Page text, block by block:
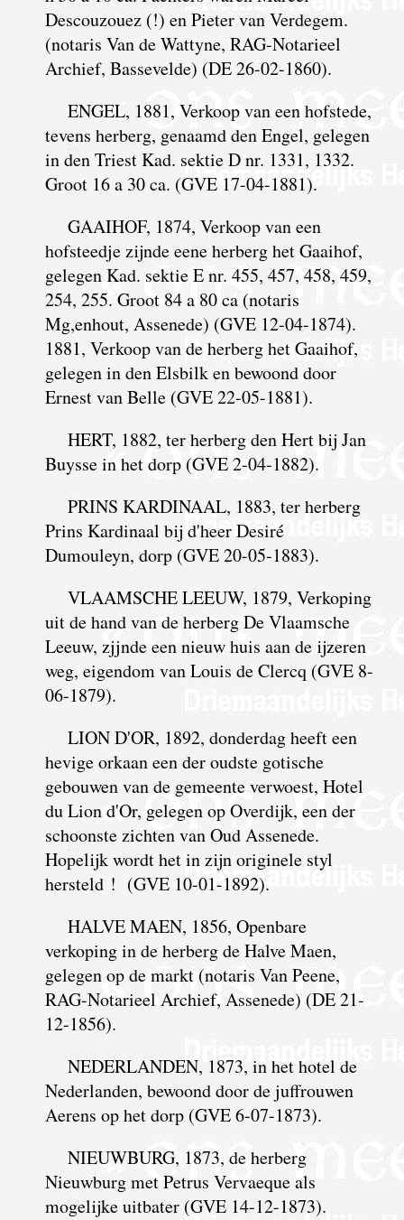
Descouzouez (!) en Pieter van Verdegem.
(notaris Van de Wattyne, RAG-Notarieel
Archief, Bassevelde) (DE 26-02-1860).
ENGEL, 1881, Verkoop van een hofstede,
tevens herberg, genaamd den Engel, gelegen
in den Triest Kad. sektie D nr. 1331, 1332.
Groot 16 a 30 ca. (GVE 17-04-1881).
GAAIHOF, 1874, Verkoop van een
hofsteedje zijnde eene herberg het Gaaihof,
gelegen Kad. sektie E nr. 455, 457, 458, 459,
254, 255. Groot 84 a 80 ca (notaris
Mg,enhout, Assenede) (GVE 12-04-1874).
1881, Verkoop van de herberg het Gaaihof,
gelegen in den Elsbilk en bewoond door
Ernest van Belle (GVE 22-05-1881).
HERT, 1882, ter herberg den Hert bij Jan
Buysse in het dorp (GVE 2-04-1882).
PRINS KARDINAAL, 1883, ter herberg
Prins Kardinaal bij d'heer Desiré
Dumouleyn, dorp (GVE 20-05-1883).
VLAAMSCHE LEEUW, 1879, Verkoping
uit de hand van de herberg De Vlaamsche
Leeuw, zjjnde een nieuw huis aan de ijzeren
weg, eigendom van Louis de Clercq (GVE 8-
06-1879).
LION D'OR, 1892, donderdag heeft een
hevige orkaan een der oudste gotische
gebouwen van de gemeente verwoest, Hotel
du Lion d'Or, gelegen op Overdijk, een der
schoonste zichten van Oud Assenede.
Hopelijk wordt het in zijn originele styl
hersteld ! (GVE 10-01-1892).
HALVE MAEN, 1856, Openbare
verkoping in de herberg de Halve Maen,
gelegen op de markt (notaris Van Peene,
RAG-Notarieel Archief, Assenede) (DE 21-
12-1856).
NEDERLANDEN, 1873, in het hotel de
Nederlanden, bewoond door de juffrouwen
Aerens op het dorp (GVE 6-07-1873).
NIEUWBURG, 1873, de herberg
Nieuwburg met Petrus Vervaeque als
mogelijke uitbater (GVE 14-12-1873).